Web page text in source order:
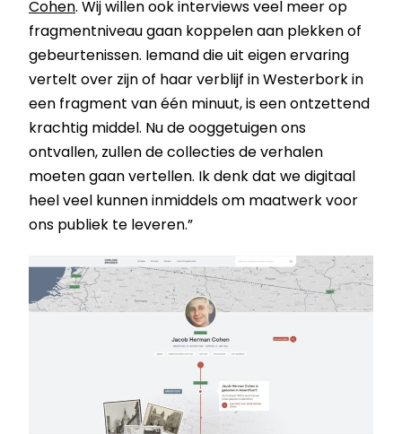
Cohen. Wij willen ook interviews veel meer op
fragmentniveau gaan koppelen aan plekken of
gebeurtenissen. Iemand die uit eigen ervaring
vertelt over zijn of haar verblijf in Westerbork in
een fragment van één minuut, is een ontzettend
krachtig middel. Nu de ooggetuigen ons
ontvallen, zullen de collecties de verhalen
moeten gaan vertellen. Ik denk dat we digitaal
heel veel kunnen inmiddels om maatwerk voor
ons publiek te leveren.”